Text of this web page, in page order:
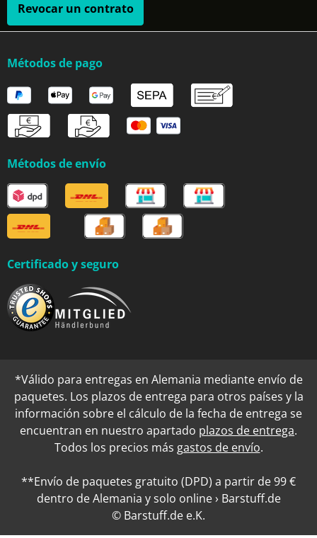
Revocar un contrato
Métodos de pago
Métodos de envío
Certificado y seguro
*Válido para entregas en Alemania mediante envío de
paquetes. Los plazos de entrega para otros países y la
información sobre el cálculo de la fecha de entrega se
encuentran en nuestro apartado plazos de entrega.
Todos los precios más gastos de envío.
**Envío de paquetes gratuito (DPD) a partir de 99 €
dentro de Alemania y solo online › Barstuff.de
© Barstuff.de e.K.